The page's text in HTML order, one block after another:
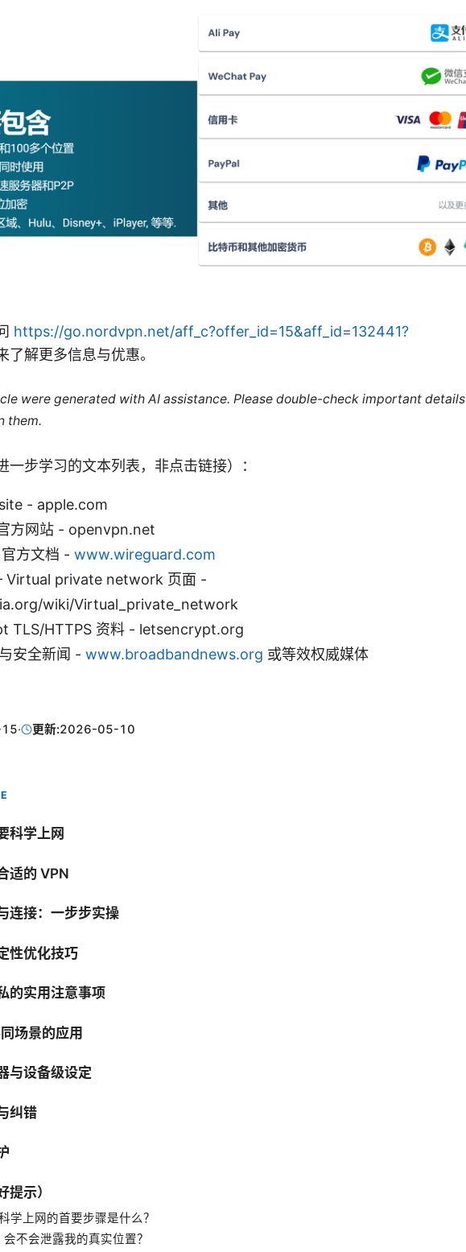
https://go.nordvpn.net/aff_c?offer_id=15&aff_id=132441?
了解更多信息与优惠。
were generated with AI assistance. Please double-check important details
them.
一步学习的文本列表，非点击链接）：
- apple.com
方网站 - openvpn.net
方文档 - www.wireguard.com
Virtual private network 页面 -
wiki/Virtual_private_network
TLS/HTTPS 资料 - letsencrypt.org
安全新闻 - www.broadbandnews.org 或等效权威媒体
· 更新:2026-05-10
科学上网
适的 VPN
连接：一步步实操
性优化技巧
的实用注意事项
场景的应用
与设备级设定
纠错
提示）
学上网的首要步骤是什么？
会不会泄露我的真实位置？